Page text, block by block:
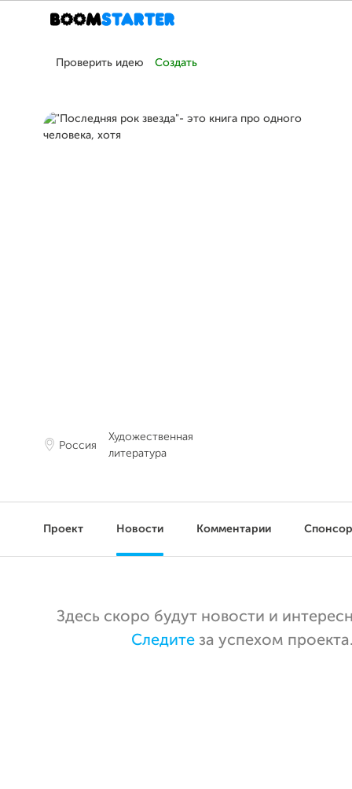
Проверить идею Создать
Россия
Художественная
литература
Проект Новости Комментарии
Здесь скоро будут новости и
Следите за успехом